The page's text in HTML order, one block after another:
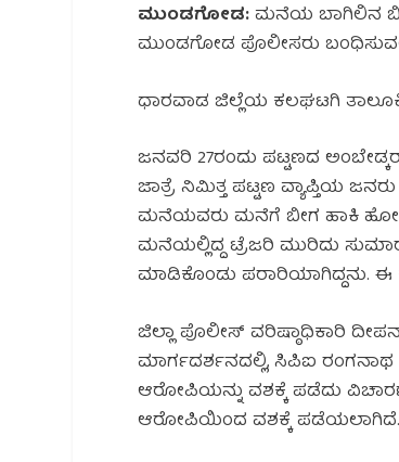
ಮುಂಡಗೋಡ:ಮನೆಯ ಬಾಗಿಲಿನ
ಮುಂಡಗೋಡ ಪೊಲೀಸರು
ಧಾರವಾಡ ಜಿಲ್ಲೆಯ ಕಲಘಟಗಿ
ಜನವರಿ 27ರಂದು ಪಟ್ಟಣದ
ಜಾತ್ರೆ ನಿಮಿತ್ತ ಪಟ್ಟಣ ವ್ಯಾಪ್ತಿಯ
ಮನೆಯವರು ಮನೆಗೆ ಬೀಗ ಹಾಕಿ
ಮನೆಯಲ್ಲಿದ್ದ ಟ್ರೆಜರಿ ಮುರಿದು
ಮಾಡಿಕೊಂಡು ಪರಾರಿಯಾಗಿದ್ದನು. ಈ
ಜಿಲ್ಲಾ ಪೊಲೀಸ್ ವರಿಷ್ಠಾಧಿಕಾರಿ
ಮಾರ್ಗದರ್ಶನದಲ್ಲಿ, ಸಿಪಿಐ ರಂಗನಾಥ
ಆರೋಪಿಯನ್ನು ವಶಕ್ಕೆ ಪಡೆದು
ಆರೋಪಿಯಿಂದ ವಶಕ್ಕೆ ಪಡೆಯಲಾಗಿದೆ.